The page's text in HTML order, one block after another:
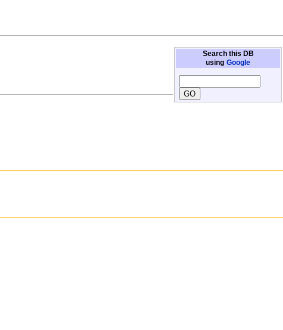
Search this DB
using Google